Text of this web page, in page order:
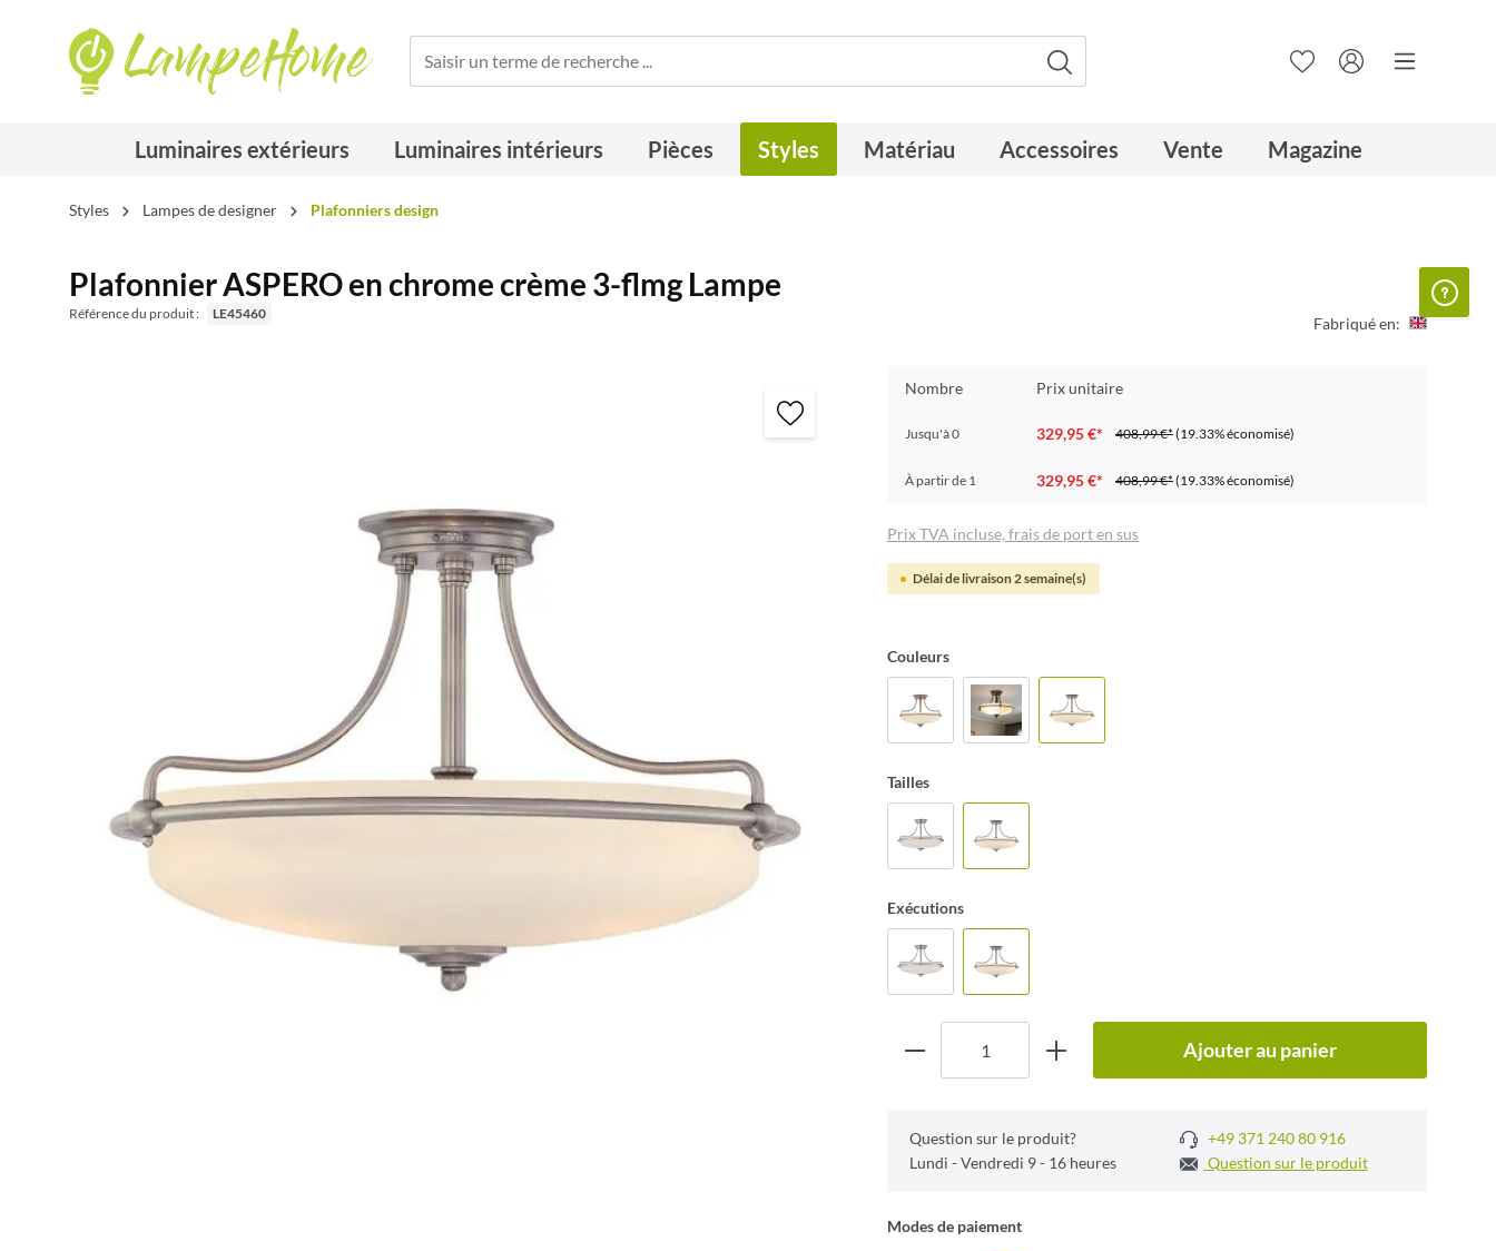
Luminaires extérieurs Luminaires intérieurs Pièces Styles Matériau Accessoires Vente Magazine
Styles Lampes de designer Plafonniers design
Plafonnier ASPERO en chrome crème 3-flmg Lampe
Référence du produit : LE45460 Fabriqué en:
Nombre Prix unitaire
Jusqu'à0 329,95 €* 408,99 €*(19.33% économisé)
À partir de 1 329,95 €* 408,99 €*(19.33% économisé)
Prix TVA incluse, frais de port en sus
Délai de livraison 2 semaine(s)
Couleurs
Tailles
Exécutions
Ajouter au panier
Question sur le produit?
+49 371 240 80 916
Lundi - Vendredi 9 - 16 heures
Question sur le produit
Modes de paiement